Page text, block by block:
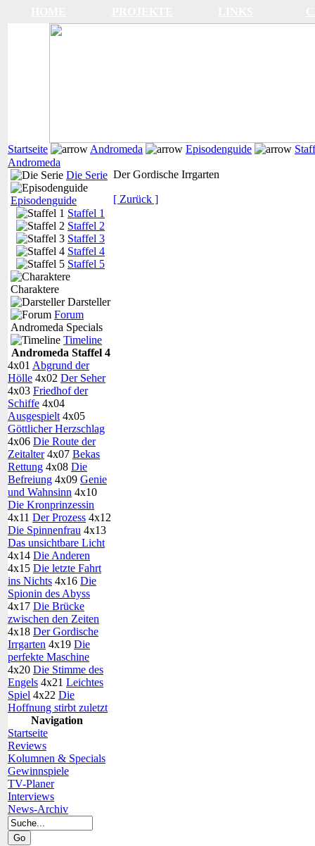
Startseite Andromeda Episodenguide
Andromeda
Die Serie
Episodenguide
Staffel 1
Staffel 2
Staffel 3
Staffel 4
Staffel 5
Charaktere
Darsteller
Forum
Andromeda Specials
Timeline
Andromeda Staffel 4
4x01 Abgrund der
Hölle 4x02 Der Seher
4x03 Friedhof der
Schiffe 4x04
Ausgespielt 4x05
Göttlicher Herzschlag
4x06 Die Route der
Zeitalter4x07 Bekas
Rettung 4x08 Die
Befreiung 4x09 Genie
und Wahnsinn 4x10
Die Kronprinzessin
4x11 Der Prozess 4x12
Die Spinnenfrau 4x13
Das unsichtbare Licht
4x14 Die Anderen
4x15 Die letzte Fahrt
ins Nichts 4x16 Die
Spionin des Abyss
4x17 Die Brücke
zwischen den Zeiten
4x18 Der Gordische
Irrgarten 4x19 Die
perfekte Maschine
4x20 Die Stimme des
Engels 4x21 Leichtes
Spiel 4x22 Die
Hoffnung stirbt zuletzt
Navigation
Startseite
Reviews
Kolumnen & Specials
Gewinnspiele
TV-Planer
Interviews
News-Archiv
Der Gordische Irrgarten
[ Zurück ]